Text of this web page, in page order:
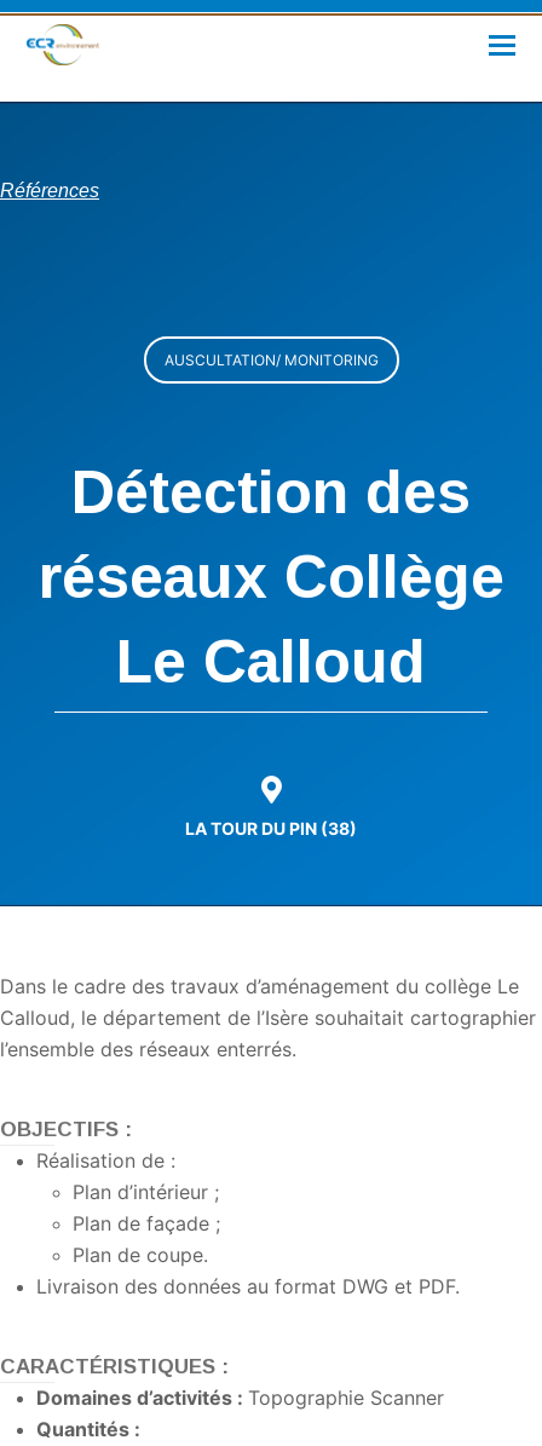
Références
AUSCULTATION/ MONITORING
Détection des
réseaux Collège
Le Calloud
LA TOUR DU PIN (38)
Dans le cadre des travaux d’aménagement du collège Le
Calloud, le département de l’Isère souhaitait cartographier
l’ensemble des réseaux enterrés.
OBJECTIFS :
Réalisation de :
Plan d’intérieur ;
Plan de façade ;
Plan de coupe.
Livraison des données au format DWG et PDF.
CARACTÉRISTIQUES :
Domaines d’activités : Topographie Scanner
Quantités :